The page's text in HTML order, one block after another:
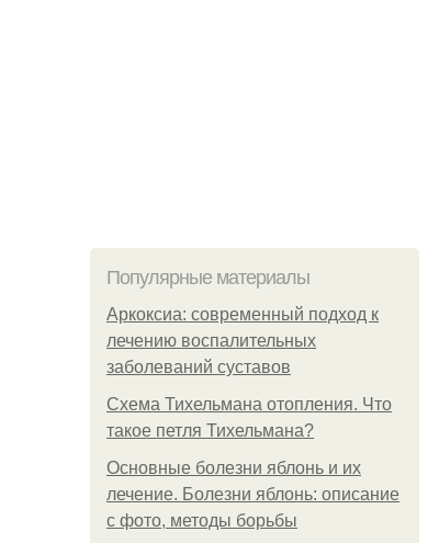
Популярные материалы
Аркоксиа: современный подход к
лечению воспалительных
заболеваний суставов
Схема Тихельмана отопления. Что
такое петля Тихельмана?
Основные болезни яблонь и их
лечение. Болезни яблонь: описание
с фото, методы борьбы